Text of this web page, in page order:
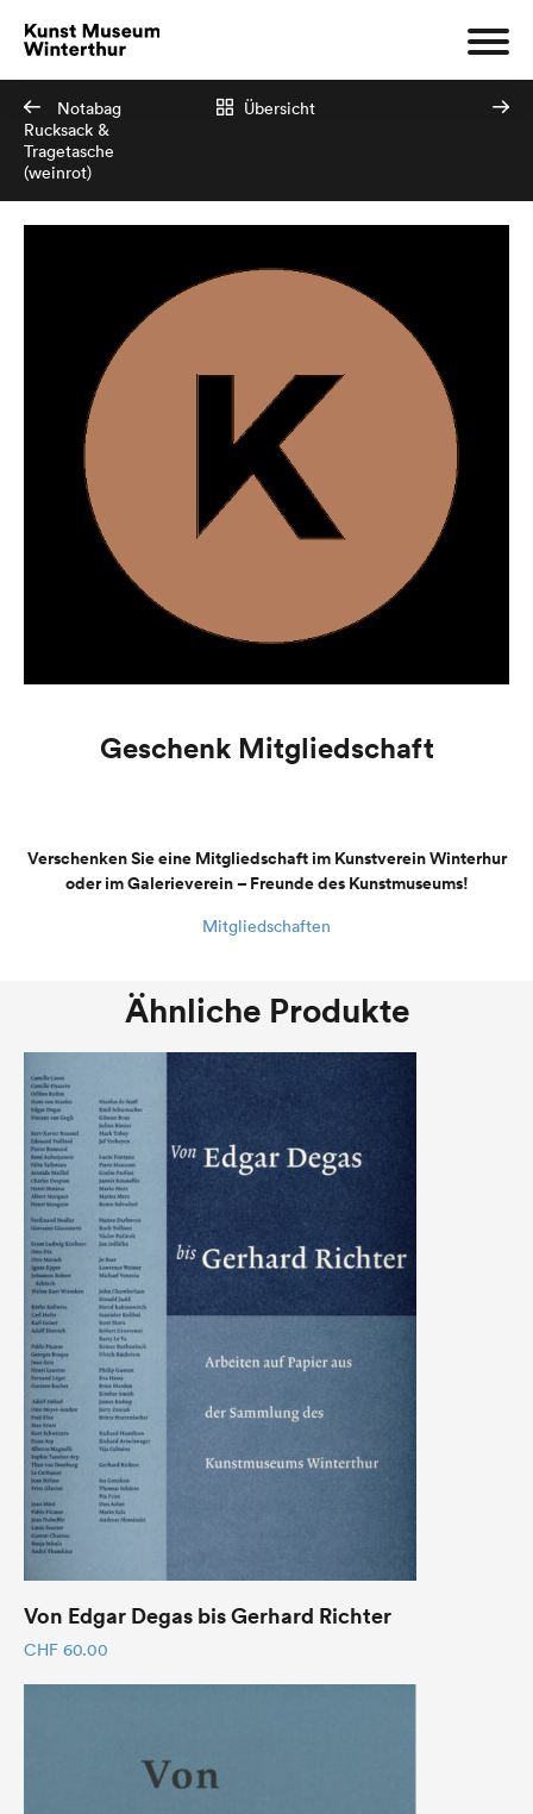
Notabag
Rucksack &
Tragetasche
(weinrot)
Übersicht
Geschenk Mitgliedschaft
Verschenken Sie eine Mitgliedschaft im Kunstverein Winterhur
oder im Galerieverein – Freunde des Kunstmuseums!
Mitgliedschaften
Ähnliche Produkte
Von Edgar Degas bis Gerhard Richter
CHF 60.00